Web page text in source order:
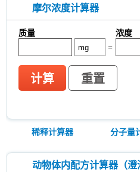
摩尔浓度计算器
质量 浓度
=
计算 重置
稀释计算器 分子量
动物体内配方计算器（澄